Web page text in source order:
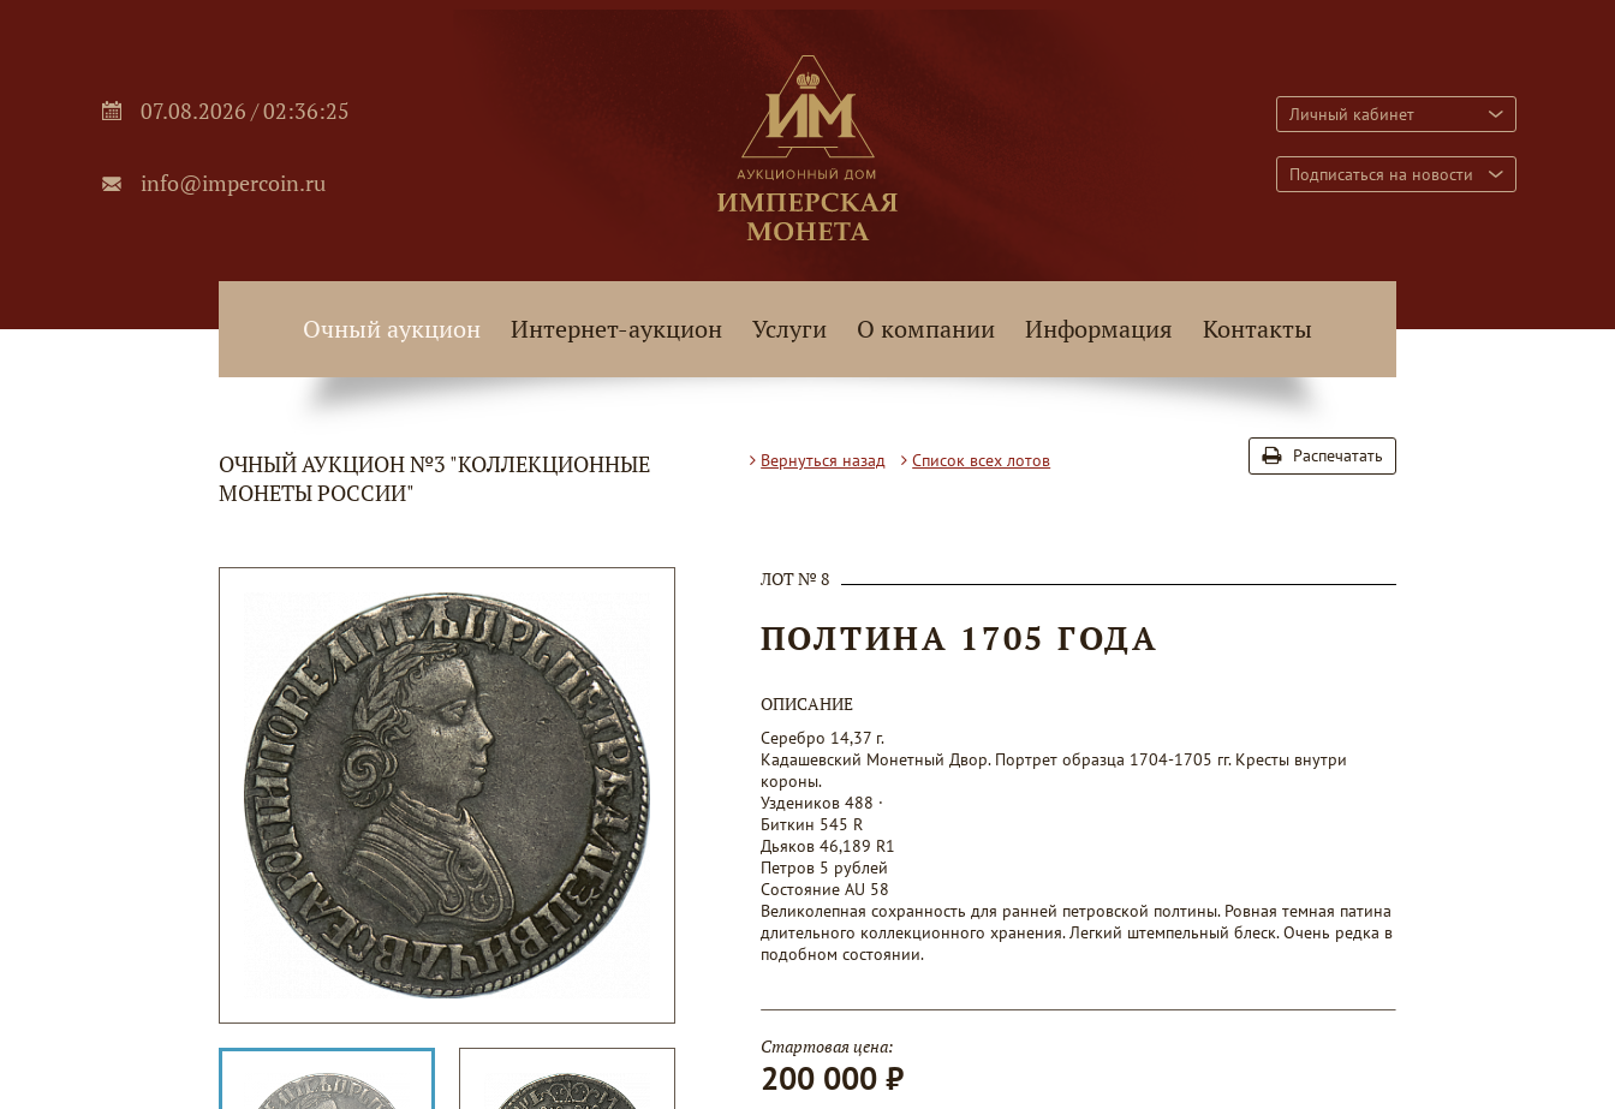
07.08.2026 / 02:36:25
info@impercoin.ru
Личный кабинет
Подписаться на новости
Очный аукцион Интернет-аукцион Услуги О компании Информация Контакты
Распечатать
ОЧНЫЙ АУКЦИОН №3 "КОЛЛЕКЦИОННЫЕ
МОНЕТЫ РОССИИ"
Вернуться назад Список всех лотов
ЛОТ № 8
ПОЛТИНА 1705 ГОДА
ОПИСАНИЕ
Серебро 14,37 г.
Кадашевский Монетный Двор. Портрет образца 1704-1705 гг. Кресты внутри
короны.
Уздеников 488 ·
Биткин 545 R
Дьяков 46,189 R1
Петров 5 рублей
Состояние AU 58
Великолепная сохранность для ранней петровской полтины. Ровная темная патина
длительного коллекционного хранения. Легкий штемпельный блеск. Очень редка в
подобном состоянии.
Стартовая цена:
200 000 ₽